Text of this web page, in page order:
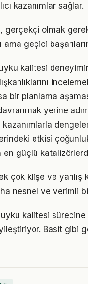
kazanımlar sağlar.
gerçekçi olmak
ama geçici
kalitesi
bir planlama
yerine
kazanımlarla
etkisi
en güçlü
çok klişe ve yanlış
nesnel ve verimli bir
kalitesi sürecine
Basit gibi